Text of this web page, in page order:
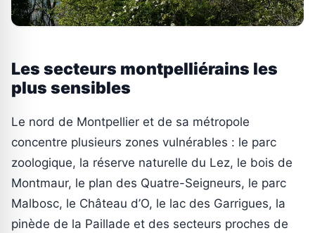
Les secteurs montpelliérains les
plus sensibles
Le nord de Montpellier et de sa métropole
concentre plusieurs zones vulnérables : le parc
zoologique, la réserve naturelle du Lez, le bois de
Montmaur, le plan des Quatre-Seigneurs, le parc
Malbosc, le Château d’O, le lac des Garrigues, la
pinède de la Paillade et des secteurs proches de